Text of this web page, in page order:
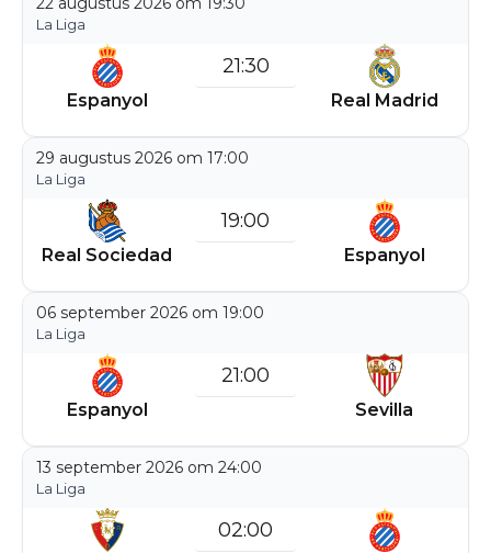
La Liga
Espanyol
21:30
Real Madrid
29 augustus 2026 om 17:00
La Liga
Real Sociedad
19:00
Espanyol
06 september 2026 om 19:00
La Liga
Espanyol
21:00
Sevilla
13 september 2026 om 24:00
La Liga
02:00